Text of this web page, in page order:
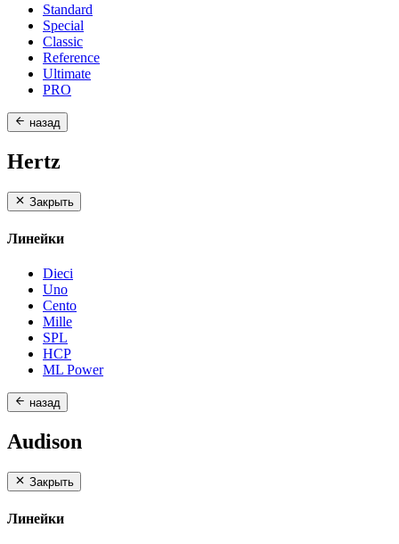
Standard
Special
Classic
Reference
Ultimate
PRO
назад
Hertz
Закрыть
Линейки
Dieci
Uno
Cento
Mille
SPL
HCP
ML Power
назад
Audison
Закрыть
Линейки